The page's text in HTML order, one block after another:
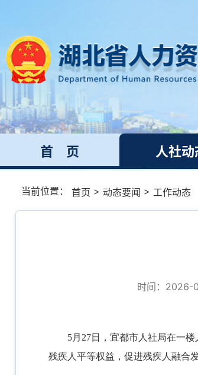
首 页 人社动
当前位置： 首页 > 动态要闻 > 工作动态
时间：2026-
5月27日，宜都市人社局在一
残疾人平等权益，促进残疾人融合